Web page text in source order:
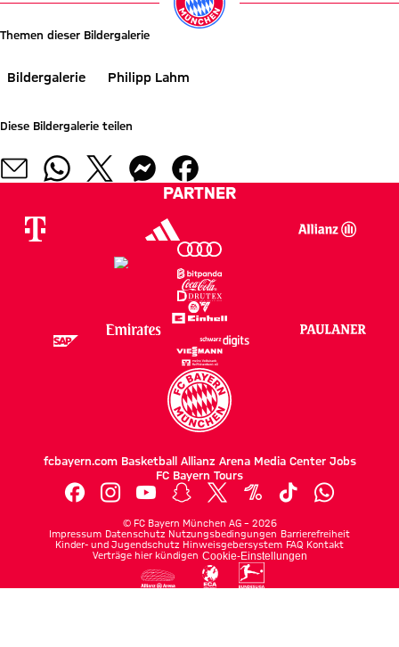
Themen dieser Bildergalerie
Bildergalerie Philipp Lahm
Diese Bildergalerie teilen
PARTNER
fcbayern.com Basketball Allianz Arena Media Center Jobs
FC Bayern Tours
© FC Bayern München AG – 2026
Impressum Datenschutz Nutzungsbedingungen Barrierefreiheit
Kinder- und Jugendschutz Hinweisgebersystem FAQ Kontakt
Verträge hier kündigen Cookie-Einstellungen